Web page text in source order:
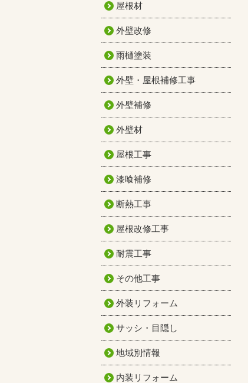
屋根材
外壁改修
雨樋塗装
外壁・屋根補修工事
外壁補修
外壁材
屋根工事
漆喰補修
断熱工事
屋根改修工事
耐震工事
その他工事
外装リフォーム
サッシ・目隠し
地域別情報
内装リフォーム